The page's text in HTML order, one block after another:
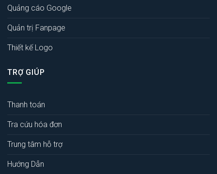
Quảng cáo Google
Quản trị Fanpage
Thiết kế Logo
TRỢ GIÚP
Thanh toán
Tra cứu hóa đơn
Trung tâm hỗ trợ
Hướng Dẫn